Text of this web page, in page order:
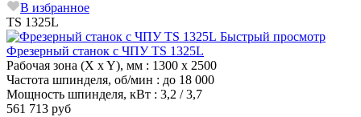
В избранное
TS 1325L
Быстрый просмотр
Фрезерный станок с ЧПУ TS 1325L
Рабочая зона (X x Y), мм : 1300 x 2500
Частота шпинделя, об/мин : до 18 000
Мощность шпинделя, кВт : 3,2 / 3,7
561 713 руб